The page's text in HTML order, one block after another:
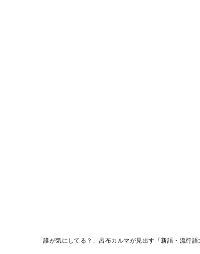
「誰が気にしてる？」呂布カルマが見出す「新語・流行